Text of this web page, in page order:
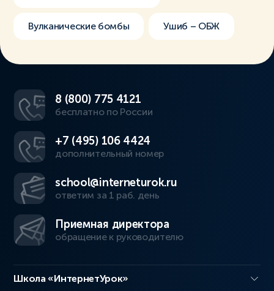
Вулканические бомбы Ушиб – ОБЖ
8 (800) 775 4121
бесплатно по России
+7 (495) 106 4424
дополнительный номер
school@interneturok.ru
ответим за 1 раб. день
Приемная директора
обращение к руководителю
Школа «ИнтернетУрок»